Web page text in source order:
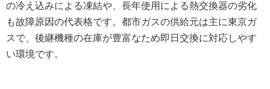
の冷え込みによる凍結や、長年使用による熱交換器の劣化
も故障原因の代表格です。都市ガスの供給元は主に東京ガ
スで、後継機種の在庫が豊富なため即日交換に対応しやす
い環境です。